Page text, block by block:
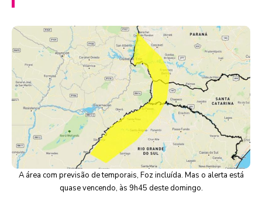
A área com previsão de temporais, Foz incluída. Mas o alerta está
quase vencendo, às 9h45 deste domingo.